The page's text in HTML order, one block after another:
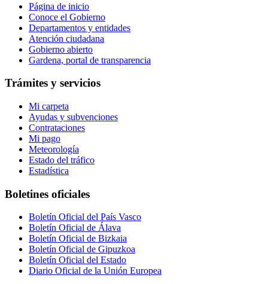
Página de inicio
Conoce el Gobierno
Departamentos y entidades
Atención ciudadana
Gobierno abierto
Gardena, portal de transparencia
Trámites y servicios
Mi carpeta
Ayudas y subvenciones
Contrataciones
Mi pago
Meteorología
Estado del tráfico
Estadística
Boletines oficiales
Boletín Oficial del País Vasco
Boletín Oficial de Álava
Boletín Oficial de Bizkaia
Boletín Oficial de Gipuzkoa
Boletín Oficial del Estado
Diario Oficial de la Unión Europea